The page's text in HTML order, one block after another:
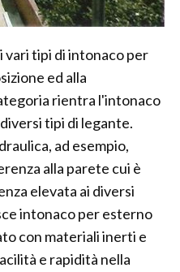
vari tipi di intonaco per
ed alla
rientra l'intonaco
tipi di legante.
ad esempio,
alla parete cui è
elevata ai diversi
intonaco per esterno
con materiali inerti e
e rapidità nella